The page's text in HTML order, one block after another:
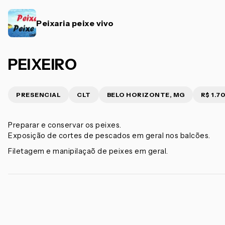
Peixaria peixe vivo
PEIXEIRO
PRESENCIAL CLT BELO HORIZONTE, MG R$
Preparar e conservar os peixes.
Exposição de cortes de pescados em geral nos balcões.
Filetagem e manipilaçaõ de peixes em geral.